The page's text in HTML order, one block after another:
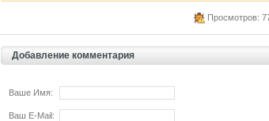
Просмотров:
Добавление комментария
Ваше Имя:
Ваш E-Mail: